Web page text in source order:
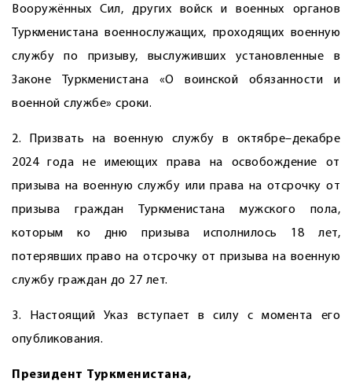
Вооружённых Сил, других войск и военных органов
Туркменистана военнослужащих, проходящих военную
службу по призыву, выслуживших установленные в
Законе Туркменистана «О воинской обязанности и
военной службе» сроки.
2. Призвать на военную службу в октябре–декабре
2024 года не имеющих права на освобождение от
призыва на военную службу или права на отсрочку от
призыва граждан Туркменистана мужского пола,
которым ко дню призыва исполнилось 18 лет,
потерявших право на отсрочку от призыва на военную
службу граждан до 27 лет.
3. Настоящий Указ вступает в силу с момента его
опубликования.
Президент Туркменистана,